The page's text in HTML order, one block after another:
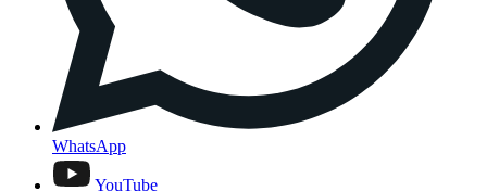
WhatsApp
YouTube